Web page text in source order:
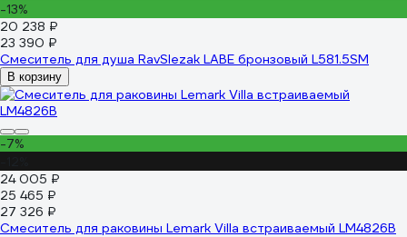
-13%
20 238 ₽
23 390 ₽
Смеситель для душа RavSlezak LABE бронзовый L581.5SM
В корзину
-7%
24 005 ₽
25 465 ₽
27 326 ₽
Смеситель для раковины Lemark Villa встраиваемый LM4826B